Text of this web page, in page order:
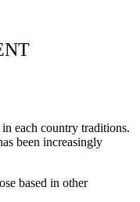
each country traditions.
been increasingly
based in other